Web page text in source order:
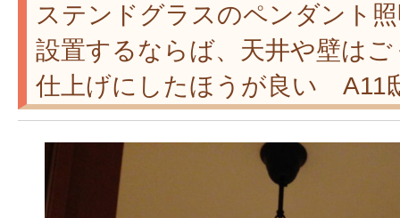
ステンドグラスのペンダント
設置するならば、天井や壁は
仕上げにしたほうが良い A11